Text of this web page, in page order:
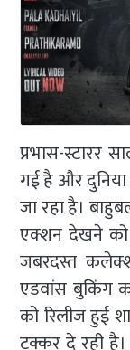
प्रभास-स्टारर
गई है और
जा रहा है।
एक्शन देखने को
जबरदस्त
एडवांस बुकिंग
को रिलीज हुई
टक्कर दे रही